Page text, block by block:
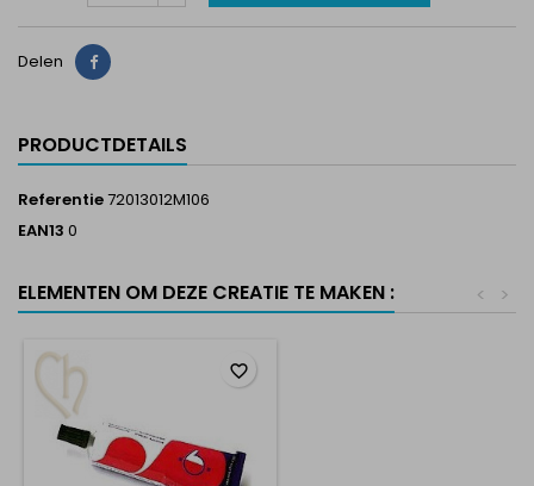
Delen Delen
PRODUCTDETAILS
Referentie72013012M106
EAN13 0
ELEMENTEN OM DEZE CREATIE TE MAKEN : >
<
favorite_border